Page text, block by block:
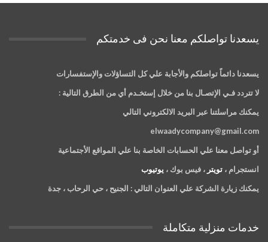
يسعدنا تواصلكم معنا نحن فى خدمتكم
يسعدنا دائماً تواصلكم والأجابة علي كل التساؤلات والإستفسارات
لا تتردد فـي الإتصـال بنا من خلال إستخـدم أي من الطرق التالية :
يمكنك مراسلتنا عبر البريد الالكتروني التالي
elwaadycompany@gmail.com
أو تواصل معنا علي الحسابات الخاصة بنا علي المواقع الأجتماعية
انستجرام ، تويتر ، فيس بوك ، يوتيوب
يمكنك زيارة الشركة علي العنوان التالي : الجنيح ، حي الرحاب ، جدة
خدمات منزلية متكاملة